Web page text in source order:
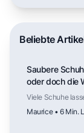
Beliebte
Saubere
oder doch die
Viele Schuhe
hingegen ist
Maurice • 6 Min.